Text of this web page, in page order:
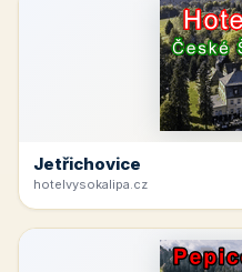
Jetřichovice
hotelvysokalipa.cz